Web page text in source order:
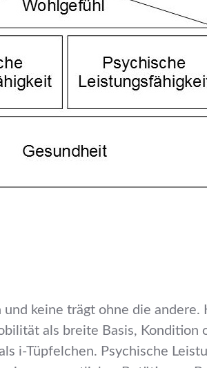
keine trägt ohne die andere.
als breite Basis, Kondition
i-Tüpfelchen. Psychische